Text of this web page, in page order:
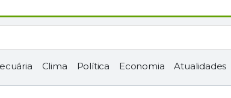
Clima Política Economia Atualidades